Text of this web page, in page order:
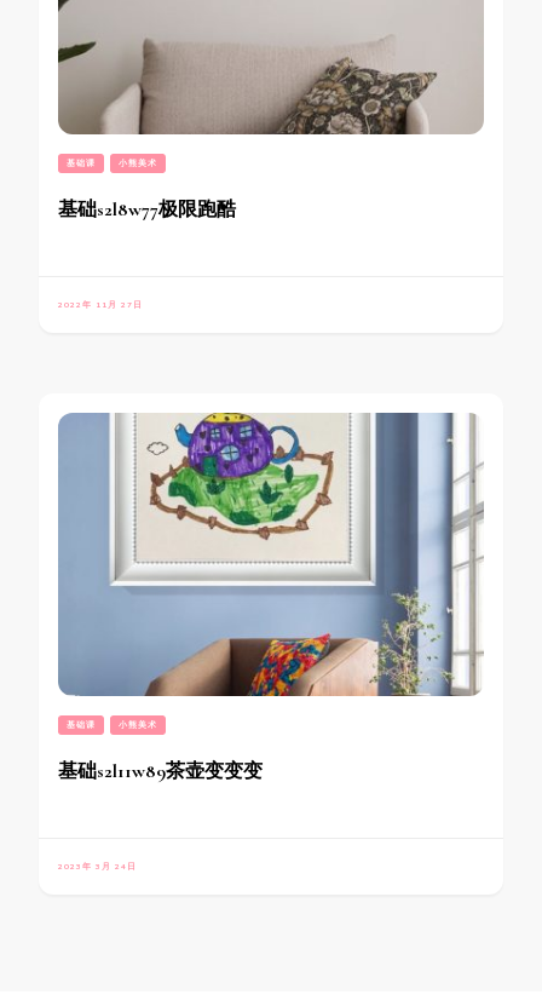
基础课 小熊美术
基础s2l8w77极限跑酷
2022年 11月 27日
基础课 小熊美术
基础s2l11w89茶壶变变变
2023年 3月 24日